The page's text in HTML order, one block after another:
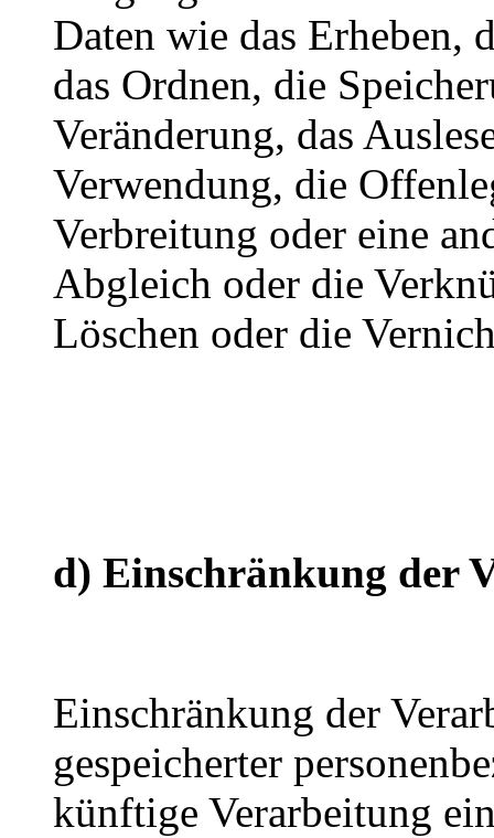
Daten wie das Erheben,
das Ordnen, die
Veränderung, das
Verwendung, die
Verbreitung oder eine
Abgleich oder die
Löschen oder die
d) Einschränkung der
Einschränkung der
gespeicherter
künftige Verarbeitung